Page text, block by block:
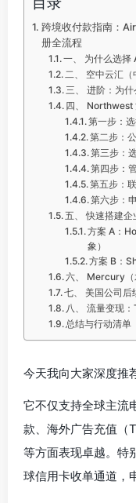
跨境收付款指南：
册全流程
一、 为什么选择
二、 空中云汇
三、 进阶：为
四、 Northwest
第一步：
第二步：
第三步：
第四步：
第五步：
第六步：
五、 快速搭建企
方案 A：
象）
方案 B：
六、 Mercury（
七、 美国公司后
八、 流量变现
总结与行动清单
今天我向大家深度
它不仅支持全球主流
款、海外广告充值（
等方面表现卓越。特
球信用卡收单通道，